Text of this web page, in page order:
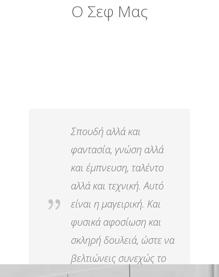
Ο Σεφ Μας
Σπουδή αλλά και
φαντασία, γνώση αλλά
και έμπνευση, ταλέντο
αλλά και τεχνική. Αυτό
είναι η μαγειρική. Και
φυσικά αφοσίωση και
σκληρή δουλειά, ώστε να
βελτιώνεις συνεχώς το